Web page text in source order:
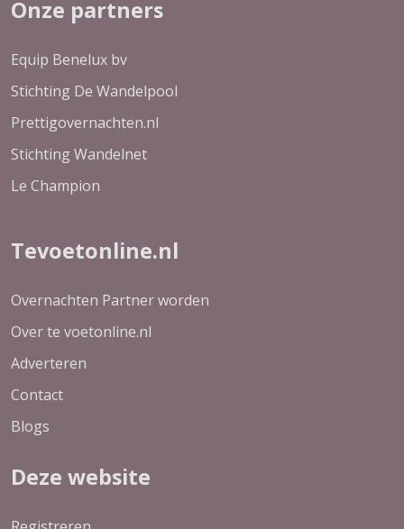
Onze partners
Equip Benelux bv
Stichting De Wandelpool
Prettigovernachten.nl
Stichting Wandelnet
Le Champion
Tevoetonline.nl
Overnachten Partner worden
Over te voetonline.nl
Adverteren
Contact
Blogs
Deze website